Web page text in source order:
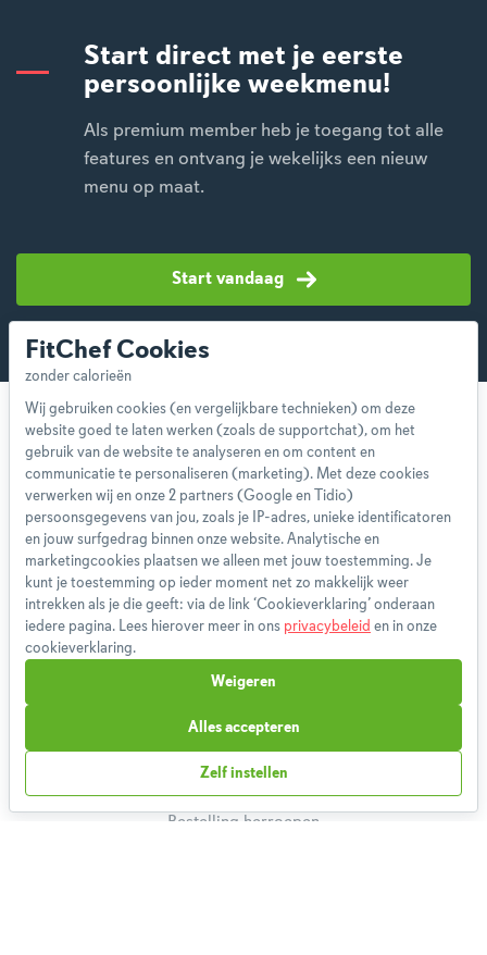
Start direct met je eerste
persoonlijke weekmenu!
Als premium member heb je toegang tot alle
features en ontvang je wekelijks een nieuw
menu op maat.
Start vandaag
Over ons
Team
App
Blog
Disclaimer
Methodologie
Cookieverklaring
Betaalmethoden
Klachtenprocedure
Bestelling herroepen
FitChef Cookies
Wij gebruiken cookies (en vergelijkbare technieken) om deze
website goed te laten werken (zoals de supportchat), om het
gebruik van de website te analyseren en om content en
communicatie te personaliseren (marketing). Met deze cookies
verwerken wij en onze 2 partners (Google en Tidio)
persoonsgegevens van jou, zoals je IP-adres, unieke identificatoren
en jouw surfgedrag binnen onze website. Analytische en
marketingcookies plaatsen we alleen met jouw toestemming. Je
kunt je toestemming op ieder moment net zo makkelijk weer
intrekken als je die geeft: via de link ‘Cookieverklaring’ onderaan
iedere pagina. Lees hierover meer in ons privacybeleid en in onze
cookieverklaring.
Zelf instellen
Weigeren
Alles accepteren